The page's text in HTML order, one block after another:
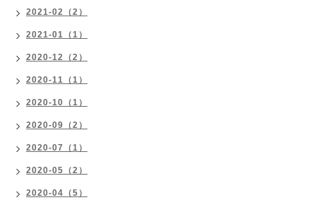
2021-02（2）
2021-01（1）
2020-12（2）
2020-11（1）
2020-10（1）
2020-09（2）
2020-07（1）
2020-05（2）
2020-04（5）